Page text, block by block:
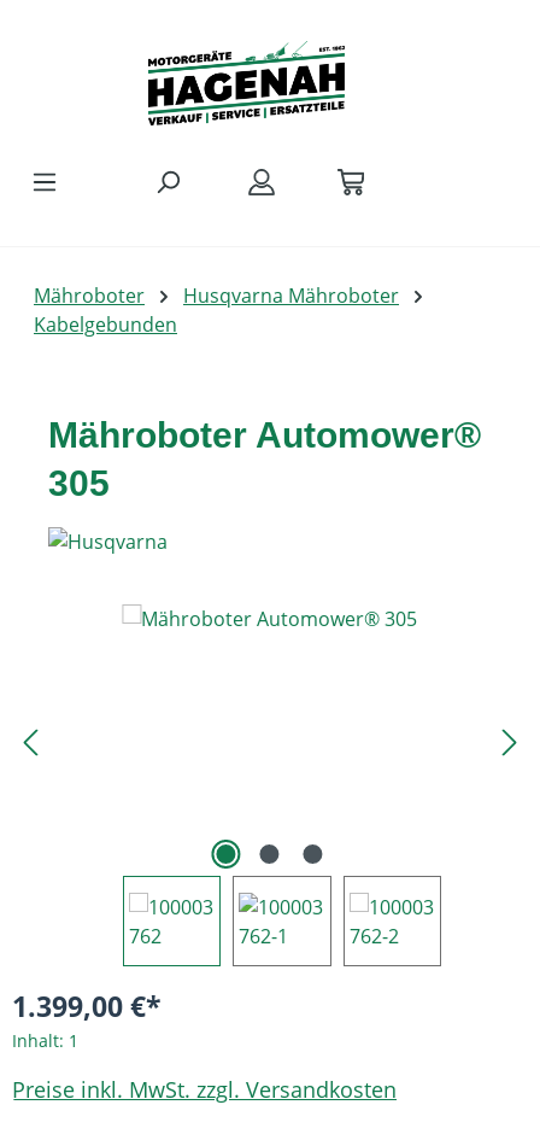
Mähroboter
Husqvarna Mähroboter
Kabelgebunden
Mähroboter Automower®
305
Bildergalerie überspringen
1.399,00 €*
Inhalt: 1
Preise inkl. MwSt. zzgl. Versandkosten